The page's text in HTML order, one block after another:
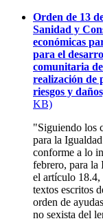
Orden de 13
Sanidad y
económicas
para el
comunitaria
realización de
riesgos y
KB)
"Siguiendo los
para la
conforme a lo
febrero, para la
el artículo 18.4,
textos escritos
orden de
no sexista del